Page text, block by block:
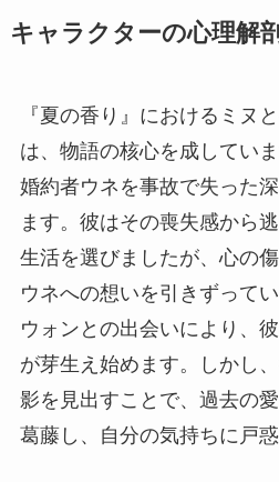
キャラクターの心理解剖
『夏の香り』におけるミヌ
は、物語の核心を成してい
婚約者ウネを事故で失った
ます。彼はその喪失感から
生活を選びましたが、心の
ウネへの想いを引きずって
ウォンとの出会いにより、
が芽生え始めます。しかし
影を見出すことで、過去の
葛藤し、自分の気持ちに戸惑